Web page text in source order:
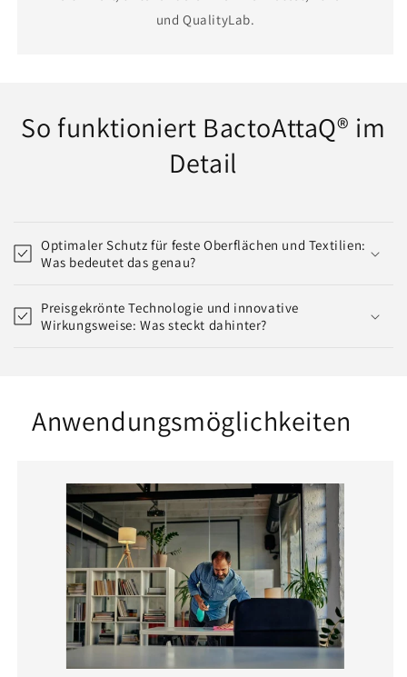
und QualityLab.
So funktioniert BactoAttaQ® im
Detail
Optimaler Schutz für feste Oberflächen und Textilien:
Was bedeutet das genau?
Preisgekrönte Technologie und innovative
Wirkungsweise: Was steckt dahinter?
Anwendungsmöglichkeiten